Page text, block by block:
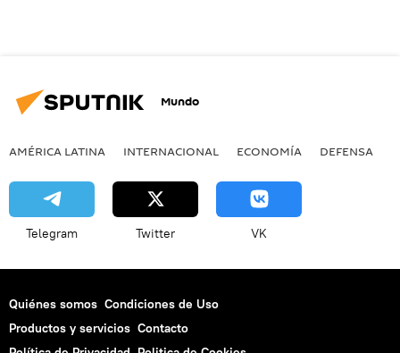
Mundo
AMÉRICA LATINA INTERNACIONAL ECONOMÍA DEFENSA
Telegram Twitter VK
Quiénes somos Condiciones de Uso
Productos y servicios Contacto